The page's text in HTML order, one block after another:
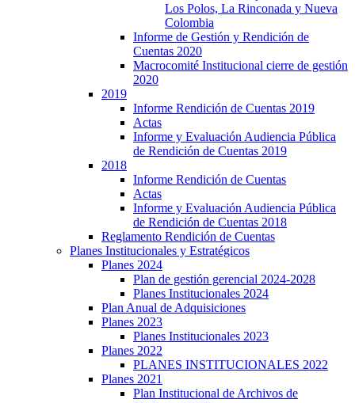
Los Polos, La Rinconada y Nueva
Colombia
Informe de Gestión y Rendición de
Cuentas 2020
Macrocomité Institucional cierre de gestión
2020
2019
Informe Rendición de Cuentas 2019
Actas
Informe y Evaluación Audiencia Pública
de Rendición de Cuentas 2019
2018
Informe Rendición de Cuentas
Actas
Informe y Evaluación Audiencia Pública
de Rendición de Cuentas 2018
Reglamento Rendición de Cuentas
Planes Institucionales y Estratégicos
Planes 2024
Plan de gestión gerencial 2024-2028
Planes Institucionales 2024
Plan Anual de Adquisiciones
Planes 2023
Planes Institucionales 2023
Planes 2022
PLANES INSTITUCIONALES 2022
Planes 2021
Plan Institucional de Archivos de